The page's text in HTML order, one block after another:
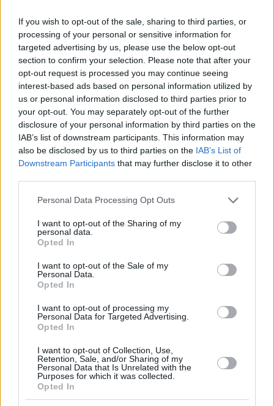
If you wish to opt-out of the sale, sharing to third parties, or
processing of your personal or sensitive information for
targeted advertising by us, please use the below opt-out
section to confirm your selection. Please note that after your
opt-out request is processed you may continue seeing
interest-based ads based on personal information utilized by
us or personal information disclosed to third parties prior to
your opt-out. You may separately opt-out of the further
disclosure of your personal information by third parties on the
IAB’s list of downstream participants. This information may
also be disclosed by us to third parties on the IAB’s List of
Downstream Participants that may further disclose it to other
Please note that this website/app uses one or more Google
not limited to your visit or usage behaviour. You may click to
grant or deny consent to Google and its third-party tags to
use your data for below specified purposes in below Google
consent section.
Personal Data Processing Opt Outs
I want to opt-out of the Sharing of my
personal data.
Opted In
I want to opt-out of the Sale of my
Personal Data.
Opted In
I want to opt-out of processing my
Personal Data for Targeted Advertising.
Opted In
I want to opt-out of Collection, Use,
Retention, Sale, and/or Sharing of my
Personal Data that Is Unrelated with the
Purposes for which it was collected.
Opted In
Κοινοποιήστε